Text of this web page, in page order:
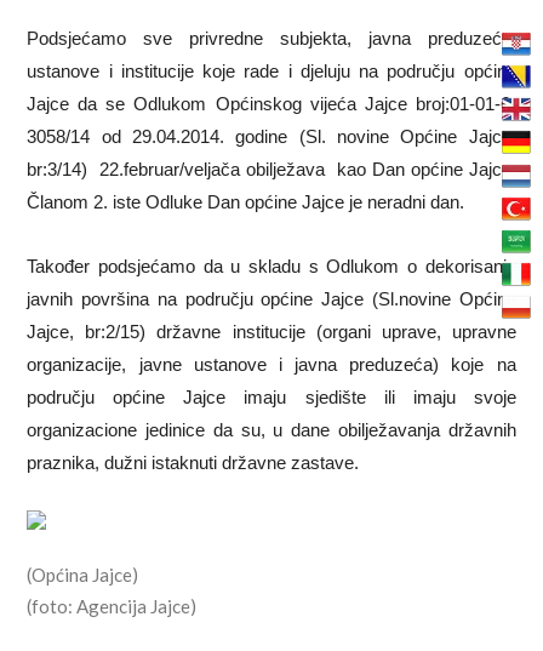
Podsjećamo sve privredne subjekta, javna preduzeća,
ustanove i institucije koje rade i djeluju na području općine
Jajce da se Odlukom Općinskog vijeća Jajce broj:01-01-6-
3058/14 od 29.04.2014. godine (Sl. novine Općine Jajce,
br:3/14) 22.februar/veljača obilježava kao Dan općine Jajce.
Članom 2. iste Odluke Dan općine Jajce je neradni dan.
Također podsjećamo da u skladu s Odlukom o dekorisanju
javnih površina na području općine Jajce (Sl.novine Općine
Jajce, br:2/15) državne institucije (organi uprave, upravne
organizacije, javne ustanove i javna preduzeća) koje na
području općine Jajce imaju sjedište ili imaju svoje
organizacione jedinice da su, u dane obilježavanja državnih
praznika, dužni istaknuti državne zastave.
(Općina Jajce)
(foto: Agencija Jajce)